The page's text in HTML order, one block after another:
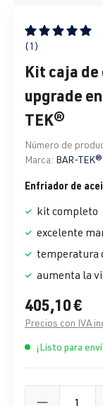
Calificación
(1)
Kit caja de
upgrade
TEK®
Número de
Marca: BAR-TEK®
Enfriador de
kit completo
excelente
temperatura
aumenta la
405,10 €
Precios con IVA
¡Listo para